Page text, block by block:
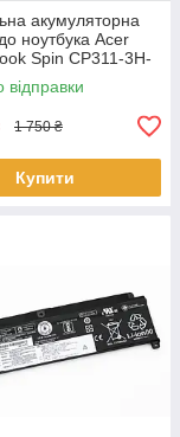
акумуляторна
ноутбука Acer
Spin CP311-3H-
2H-C679 CP513-
1H - AP16L8J
відправки
1 750 ₴
Купити